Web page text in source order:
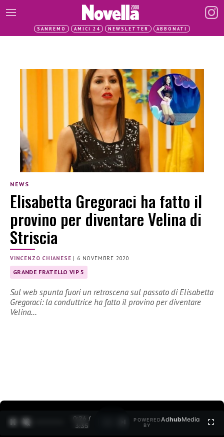
SANREMO AMICI 24 NEWSLETTER ABBONATI
NEWS
Elisabetta Gregoraci ha fatto il
provino per diventare Velina di
Striscia
VINCENZO CHIANESE | 6 NOVEMBRE 2020
GRANDE FRATELLO VIP 5
Sul web spunta fuori un retroscena sul passato di Elisabetta
Gregoraci: la conduttrice ha fatto il provino per diventare
Velina…
0:26 /
3:35
POWERED
BY
AdhubMedia